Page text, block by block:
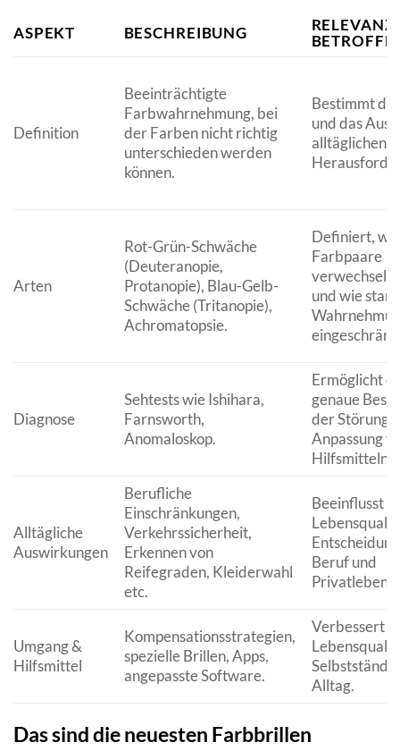
ASPEKT BESCHREIBUNG
RELEVANZ
Definition
Beeinträchtigte
Farbwahrnehmung, bei
der Farben nicht richtig
unterschieden werden
können.
Bestimmt
und das
alltäglichen
Arten
Rot-Grün-Schwäche
(Deuteranopie,
Protanopie), Blau-Gelb-
Schwäche (Tritanopie),
Achromatopsie.
Definiert,
Farbpaare
verwechselt
und wie
Diagnose
Sehtests wie Ishihara,
Farnsworth,
Anomaloskop.
Ermöglicht
genaue
der Störung
Anpassung
Hilfsmitteln.
Alltägliche
Auswirkungen
Berufliche
Einschränkungen,
Verkehrssicherheit,
Erkennen von
Reifegraden, Kleiderwahl
etc.
Beeinflusst
Beruf und
Privatleben.
Umgang &
Hilfsmittel
Kompensationsstrategien,
spezielle Brillen, Apps,
angepasste Software.
Verbessert
Alltag.
Das sind die neuesten Farbbrillen